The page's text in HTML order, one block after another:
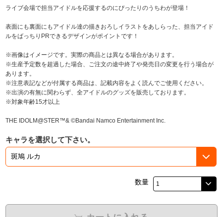
ラブライブ！虹ヶ咲学園スクールアイドル同好会
ラブライブ！スーパースター!!
モフモフパレード
ライブ会場で担当アイドルを応援するのにぴったりのうちわが登場！
表面にも裏面にもアイドル達の描きおろしイラストをあしらった、担当アイド
ルをばっちりPRできるデザインがポイントです！
※画像はイメージです。実際の商品とは異なる場合があります。
※生産予定数を超過した場合、ご注文の途中終了や発売日の変更を行う場合が
あります。
※注意表記などが付属する商品は、記載内容をよく読んでご使用ください。
※出演の有無に関わらず、全アイドルのグッズを販売しております。
※対象年齢15才以上
THE IDOLM@STER™& ©Bandai Namco Entertainment Inc.
キャラを選択して下さい。
数量